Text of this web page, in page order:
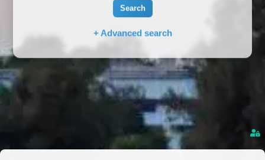
Search
+ Advanced search